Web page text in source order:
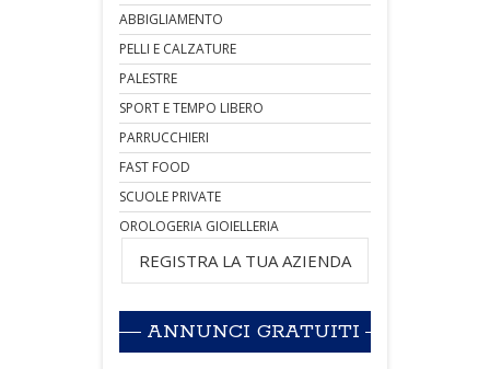
ABBIGLIAMENTO
PELLI E CALZATURE
PALESTRE
SPORT E TEMPO LIBERO
PARRUCCHIERI
FAST FOOD
SCUOLE PRIVATE
OROLOGERIA GIOIELLERIA
REGISTRA LA TUA AZIENDA
ANNUNCI GRATUITI